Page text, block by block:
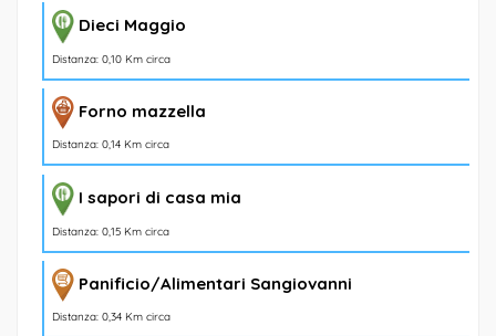
Dieci Maggio
Distanza: 0,10 Km circa
Forno mazzella
Distanza: 0,14 Km circa
I sapori di casa mia
Distanza: 0,15 Km circa
Panificio/Alimentari Sangiovanni
Distanza: 0,34 Km circa